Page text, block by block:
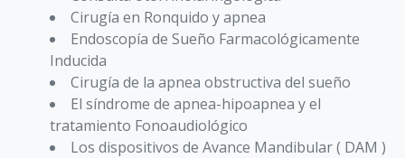
Cirugía en Ronquido y apnea
Endoscopía de Sueño Farmacológicamente
Inducida
Cirugía de la apnea obstructiva del sueño
El síndrome de apnea-hipoapnea y el
tratamiento Fonoaudiológico
Los dispositivos de Avance Mandibular ( DAM )